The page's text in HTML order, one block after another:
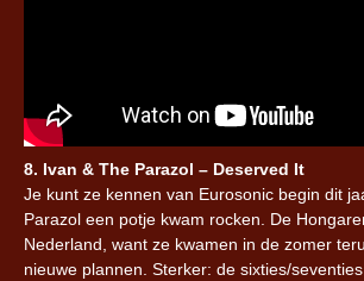
8. Ivan & The Parazol – Deserved It
Je kunt ze kennen van Eurosonic begin dit
Parazol een potje kwam rocken. De
Nederland, want ze kwamen in de zomer
nieuwe plannen. Sterker: de sixties/